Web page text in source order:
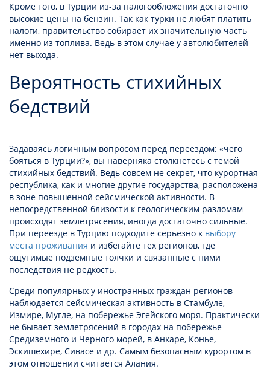
Кроме того, в Турции из-за налогообложения достаточно
высокие цены на бензин. Так как турки не любят платить
налоги, правительство собирает их значительную часть
именно из топлива. Ведь в этом случае у автолюбителей
нет выхода.
Вероятность стихийных
бедствий
Задаваясь логичным вопросом перед переездом: «чего
бояться в Турции?», вы наверняка столкнетесь с темой
стихийных бедствий. Ведь совсем не секрет, что курортная
республика, как и многие другие государства, расположена
в зоне повышенной сейсмической активности. В
непосредственной близости к геологическим разломам
происходят землетрясения, иногда достаточно сильные.
При переезде в Турцию подходите серьезно к выбору
места проживания и избегайте тех регионов, где
ощутимые подземные толчки и связанные с ними
последствия не редкость.
Среди популярных у иностранных граждан регионов
наблюдается сейсмическая активность в Стамбуле,
Измире, Мугле, на побережье Эгейского моря. Практически
не бывает землетрясений в городах на побережье
Средиземного и Черного морей, в Анкаре, Конье,
Эскишехире, Сивасе и др. Самым безопасным курортом в
этом отношении считается Алания.